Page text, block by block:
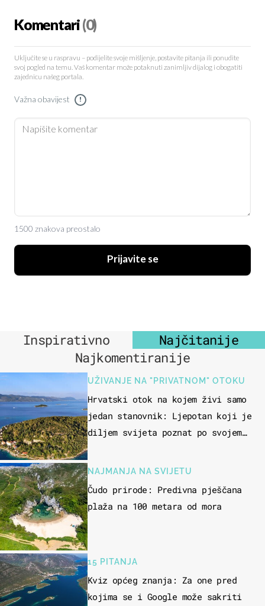
Komentari(0)
Uključite se u raspravu – podijelite svoje mišljenje, postavite pitanja ili ponudite
svoj pogled na temu. Vaš komentar može potaknuti zanimljiv dijalog i obogatiti
zajednicu našeg portala.
Važna obavijest !
1500 znakova preostalo
Prijavite se
Inspirativno
Najčitanije
Najkomentiranije
UŽIVANJE NA "PRIVATNOM" OTOKU
Hrvatski otok na kojem živi samo
jedan stanovnik: Ljepotan koji je
diljem svijeta poznat po svojem
NAJMANJA NA SVIJETU
Čudo prirode: Predivna pješčana
plaža na 100 metara od mora
15 PITANJA
Kviz općeg znanja: Za one pred
kojima se i Google može sakriti